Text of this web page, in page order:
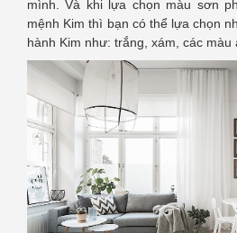
mình. Và khi lựa chọn màu sơn
mệnh Kim thì bạn có thể lựa chọn
hành Kim như: trắng, xám, các màu